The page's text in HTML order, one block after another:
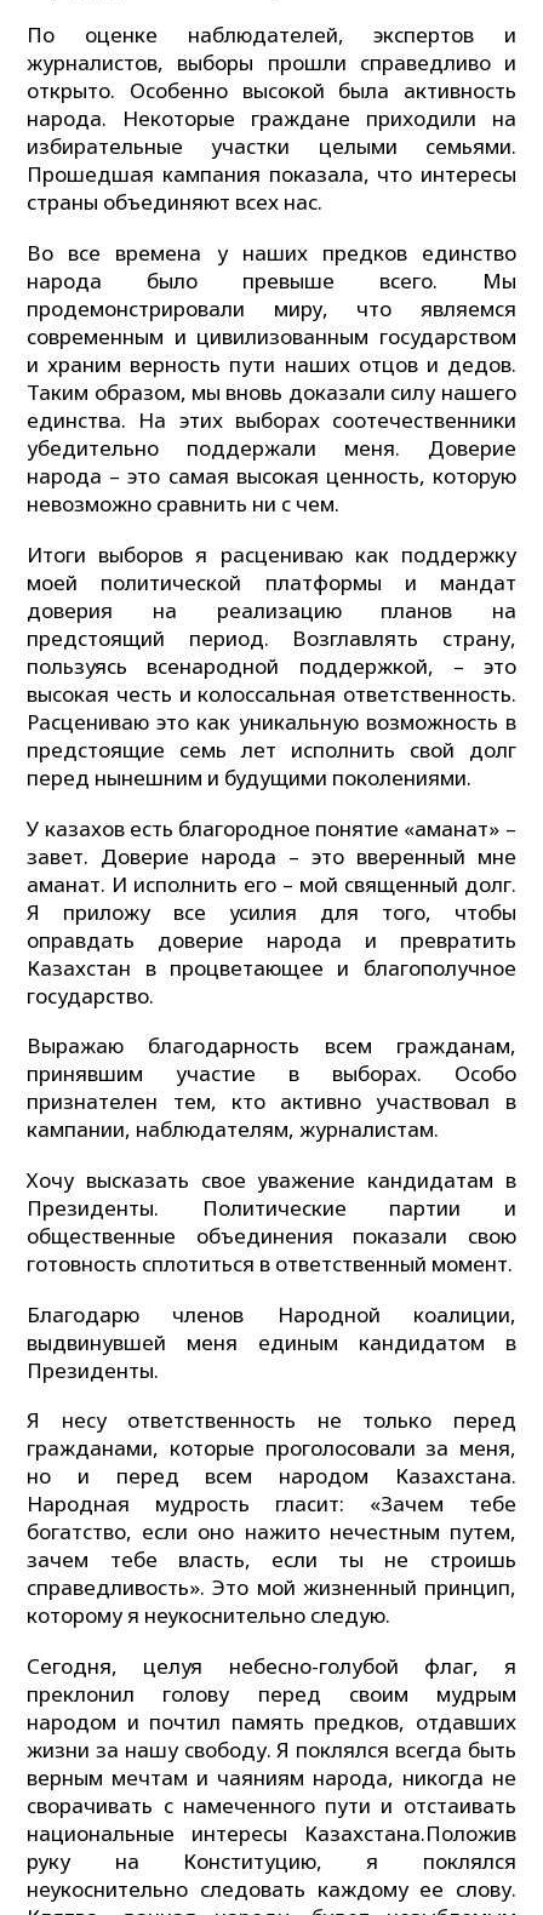
По оценке наблюдателей, экспертов и
журналистов, выборы прошли справедливо и
открыто. Особенно высокой была активность
народа. Некоторые граждане приходили на
избирательные участки целыми семьями.
Прошедшая кампания показала, что интересы
страны объединяют всех нас.
Во все времена у наших предков единство
народа было превыше всего. Мы
продемонстрировали миру, что являемся
современным и цивилизованным государством
и храним верность пути наших отцов и дедов.
Таким образом, мы вновь доказали силу нашего
единства. На этих выборах соотечественники
убедительно поддержали меня. Доверие
народа – это самая высокая ценность, которую
невозможно сравнить ни с чем.
Итоги выборов я расцениваю как поддержку
моей политической платформы и мандат
доверия на реализацию планов на
предстоящий период. Возглавлять страну,
пользуясь всенародной поддержкой, – это
высокая честь и колоссальная ответственность.
Расцениваю это как уникальную возможность в
предстоящие семь лет исполнить свой долг
перед нынешним и будущими поколениями.
У казахов есть благородное понятие «аманат» –
завет. Доверие народа – это вверенный мне
аманат. И исполнить его – мой священный долг.
Я приложу все усилия для того, чтобы
оправдать доверие народа и превратить
Казахстан в процветающее и благополучное
государство.
Выражаю благодарность всем гражданам,
принявшим участие в выборах. Особо
признателен тем, кто активно участвовал в
кампании, наблюдателям, журналистам.
Хочу высказать свое уважение кандидатам в
Президенты. Политические партии и
общественные объединения показали свою
готовность сплотиться в ответственный момент.
Благодарю членов Народной коалиции,
выдвинувшей меня единым кандидатом в
Президенты.
Я несу ответственность не только перед
гражданами, которые проголосовали за меня,
но и перед всем народом Казахстана.
Народная мудрость гласит: «Зачем тебе
богатство, если оно нажито нечестным путем,
зачем тебе власть, если ты не строишь
справедливость». Это мой жизненный принцип,
которому я неукоснительно следую.
Сегодня, целуя небесно-голубой флаг, я
преклонил голову перед своим мудрым
народом и почтил память предков, отдавших
жизни за нашу свободу. Я поклялся всегда быть
верным мечтам и чаяниям народа, никогда не
сворачивать с намеченного пути и отстаивать
национальные интересы Казахстана.Положив
руку на Конституцию, я поклялся
неукоснительно следовать каждому ее слову.